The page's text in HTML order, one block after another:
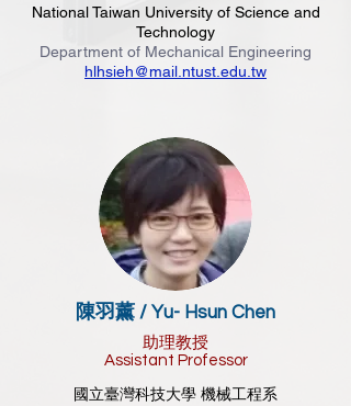
National Taiwan University of Science and
Technology
Department of Mechanical Engineering
hlhsieh@mail.ntust.edu.tw
陳羽薰 / Yu- Hsun Chen
助理教授
Assistant Professor
國立臺灣科技大學 機械工程系